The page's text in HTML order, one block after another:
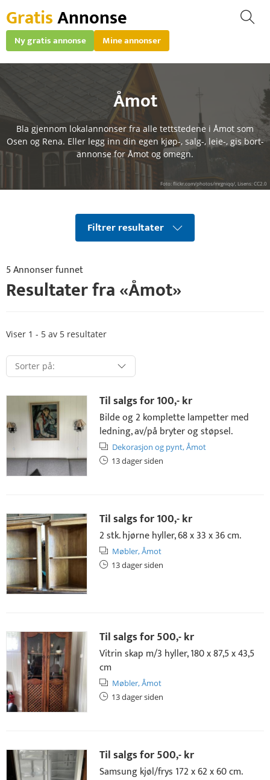
GratisAnnonse
Ny gratis annonse Mine annonser
Åmot
Bla gjennom lokalannonser fra alle tettstedene i Åmot som
Osen og Rena. Eller legg inn din egen kjøp-, salg-, leie-, gis bort-
annonse for Åmot og omegn.
Foto: flickr.com/photos/mrgniqq/, Lisens: CC2.0
Filtrer resultater
5 Annonser funnet
Resultater fra «Åmot»
Viser 1 - 5 av 5 resultater
Til salgs for100,- kr
Bilde og 2 komplette lampetter med
ledning, av/på bryter og støpsel.
Dekorasjon og pynt,Åmot
13 dager siden
Til salgs for100,- kr
2 stk. hjørne hyller, 68 x 33 x 36 cm.
Møbler,Åmot
13 dager siden
Til salgs for500,- kr
Vitrin skap m/3 hyller, 180 x 87,5 x 43,5
cm
Møbler,Åmot
13 dager siden
Til salgs for500,- kr
Samsung kjøl/frys 172 x 62 x 60 cm.